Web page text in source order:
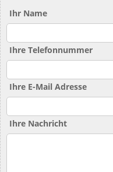
Ihr Name
Ihre Telefonnummer
Ihre E-Mail Adresse
Ihre Nachricht